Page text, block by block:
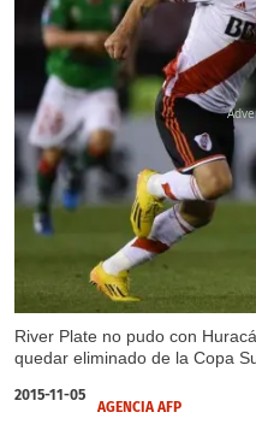
River Plate no pudo con
quedar eliminado de la Copa
2015-11-05
AGENCIA AFP